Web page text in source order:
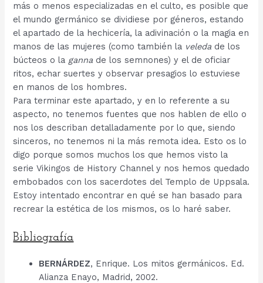
más o menos especializadas en el culto, es posible que
el mundo germánico se dividiese por géneros, estando
el apartado de la hechicería, la adivinación o la magia en
manos de las mujeres (como también la veleda de los
búcteos o la ganna de los semnones) y el de oficiar
ritos, echar suertes y observar presagios lo estuviese
en manos de los hombres.
Para terminar este apartado, y en lo referente a su
aspecto, no tenemos fuentes que nos hablen de ello o
nos los describan detalladamente por lo que, siendo
sinceros, no tenemos ni la más remota idea. Esto os lo
digo porque somos muchos los que hemos visto la
serie Vikingos de History Channel y nos hemos quedado
embobados con los sacerdotes del Templo de Uppsala.
Estoy intentado encontrar en qué se han basado para
recrear la estética de los mismos, os lo haré saber.
Bibliografía
BERNÁRDEZ, Enrique. Los mitos germánicos. Ed.
Alianza Enayo, Madrid, 2002.